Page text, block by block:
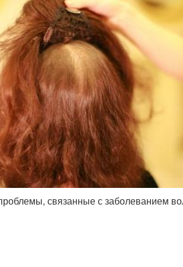
связанные с заболеванием